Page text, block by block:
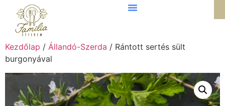
Kezdőlap / Állandó-Szerda / Rántott sertés sült
burgonyával